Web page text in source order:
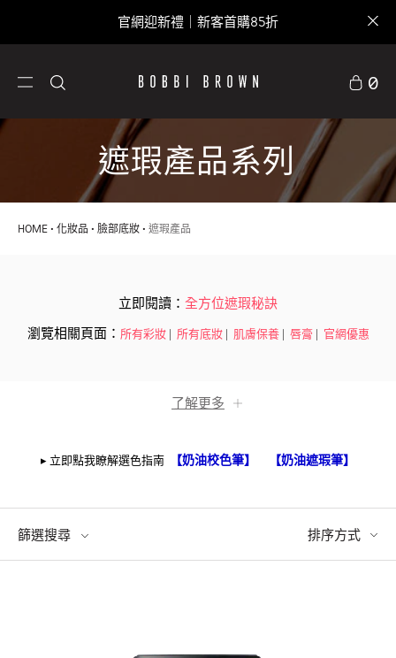
官網迎新禮｜新客首購85折
0
遮瑕產品系列
HOME 化妝品 臉部底妝 遮瑕產品
立即閱讀： 全方位遮瑕秘訣
瀏覽相關頁面： 所有彩妝| 所有底妝| 肌膚保養| 唇膏| 官網優惠
了解更多
▸ 立即點我瞭解選色指南 【奶油校色筆】 【奶油遮瑕筆】
篩選搜尋 排序方式